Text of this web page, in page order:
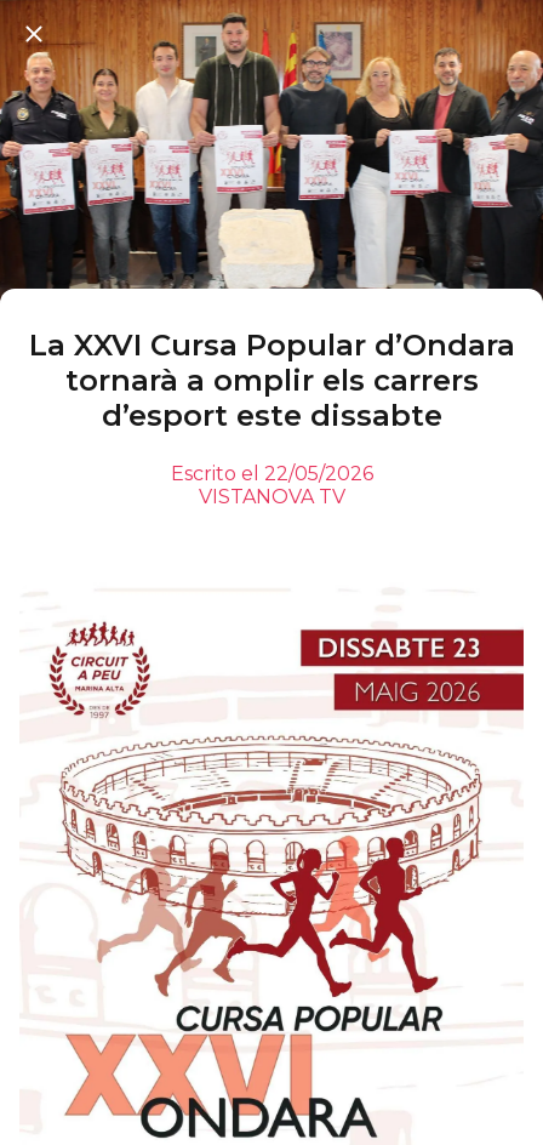
La XXVI Cursa Popular d’Ondara
tornarà a omplir els carrers
d’esport este dissabte
Escrito el 22/05/2026
VISTANOVA TV